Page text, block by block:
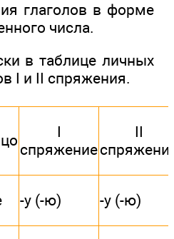
глаголов в форме
числа.
в таблице личных
I и II спряжения.
I
спряжение
II
-у (-ю) -у (-ю)